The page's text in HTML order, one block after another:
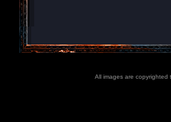
All images are copyrighted